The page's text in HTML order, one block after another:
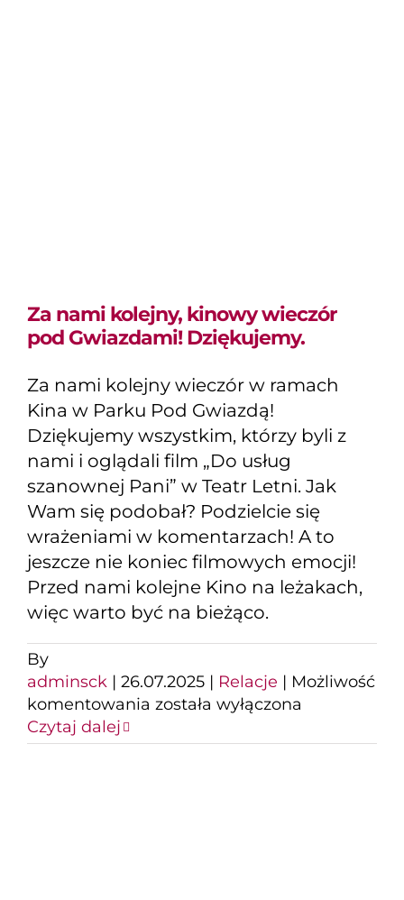
Za nami kolejny, kinowy wieczór
pod Gwiazdami! Dziękujemy.
Za nami kolejny wieczór w ramach
Kina w Parku Pod Gwiazdą!
Dziękujemy wszystkim, którzy byli z
nami i oglądali film „Do usług
szanownej Pani” w Teatr Letni. Jak
Wam się podobał? Podzielcie się
wrażeniami w komentarzach! A to
jeszcze nie koniec filmowych emocji!
Przed nami kolejne Kino na leżakach,
więc warto być na bieżąco.
By
adminsck | 26.07.2025 | Relacje | Możliwość
komentowania Za
kolejny,
została wyłączona
Czytaj dalej